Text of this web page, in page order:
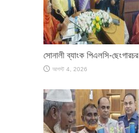
সোনালী ব্যাংক পিএলসি-
আগস্ট 4, 2026